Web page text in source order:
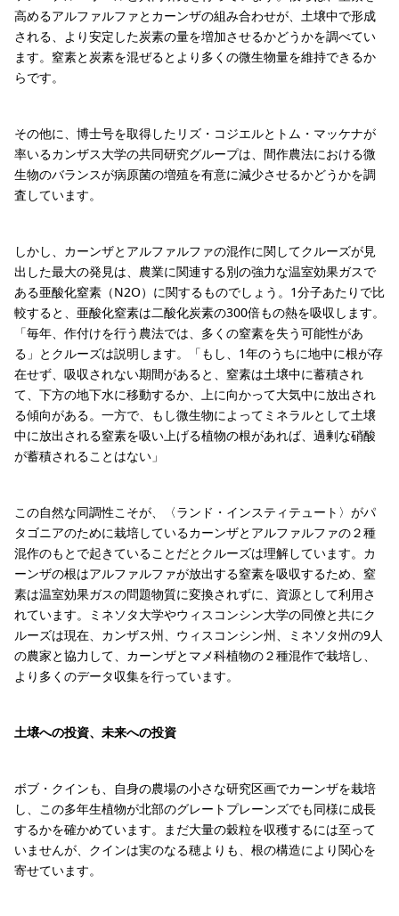
高めるアルファルファとカーンザの組み合わせが、土壌中で形成
される、より安定した炭素の量を増加させるかどうかを調べてい
ます。窒素と炭素を混ぜるとより多くの微生物量を維持できるか
らです。
その他に、博士号を取得したリズ・コジエルとトム・マッケナが
率いるカンザス大学の共同研究グループは、間作農法における微
生物のバランスが病原菌の増殖を有意に減少させるかどうかを調
査しています。
しかし、カーンザとアルファルファの混作に関してクルーズが見
出した最大の発見は、農業に関連する別の強力な温室効果ガスで
ある亜酸化窒素（N2O）に関するものでしょう。1分子あたりで比
較すると、亜酸化窒素は二酸化炭素の300倍もの熱を吸収します。
「毎年、作付けを行う農法では、多くの窒素を失う可能性があ
る」とクルーズは説明します。「もし、1年のうちに地中に根が存
在せず、吸収されない期間があると、窒素は土壌中に蓄積され
て、下方の地下水に移動するか、上に向かって大気中に放出され
る傾向がある。一方で、もし微生物によってミネラルとして土壌
中に放出される窒素を吸い上げる植物の根があれば、過剰な硝酸
が蓄積されることはない」
この自然な同調性こそが、〈ランド・インスティテュート〉がパ
タゴニアのために栽培しているカーンザとアルファルファの２種
混作のもとで起きていることだとクルーズは理解しています。カ
ーンザの根はアルファルファが放出する窒素を吸収するため、窒
素は温室効果ガスの問題物質に変換されずに、資源として利用さ
れています。ミネソタ大学やウィスコンシン大学の同僚と共にク
ルーズは現在、カンザス州、ウィスコンシン州、ミネソタ州の9人
の農家と協力して、カーンザとマメ科植物の２種混作で栽培し、
より多くのデータ収集を行っています。
土壌への投資、未来への投資
ボブ・クインも、自身の農場の小さな研究区画でカーンザを栽培
し、この多年生植物が北部のグレートプレーンズでも同様に成長
するかを確かめています。まだ大量の穀粒を収穫するには至って
いませんが、クインは実のなる穂よりも、根の構造により関心を
寄せています。